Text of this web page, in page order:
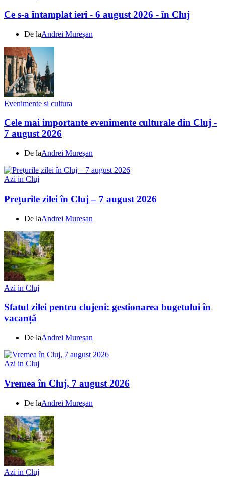
Ce s-a întamplat ieri - 6 august 2026 - în Cluj
De laAndrei Mureșan
Evenimente si cultura
Cele mai importante evenimente culturale din Cluj -
7 august 2026
De laAndrei Mureșan
Azi in Cluj
Prețurile zilei în Cluj – 7 august 2026
De laAndrei Mureșan
Azi in Cluj
Sfatul zilei pentru clujeni: gestionarea bugetului în
vacanță
De laAndrei Mureșan
Azi in Cluj
Vremea în Cluj, 7 august 2026
De laAndrei Mureșan
Azi in Cluj